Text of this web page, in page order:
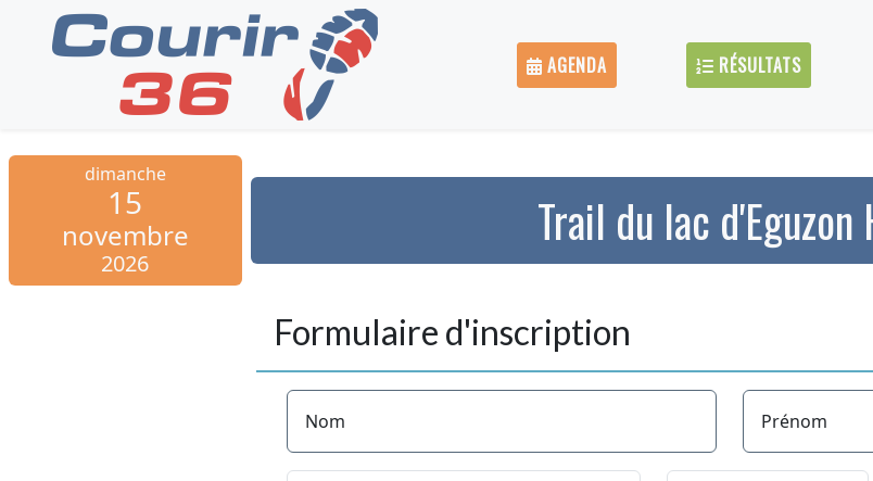
AGENDA RÉSULTATS
dimanche
15
novembre
2026
Trail du lac
Formulaire d'inscription
Nom Prénom